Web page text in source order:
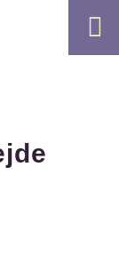
